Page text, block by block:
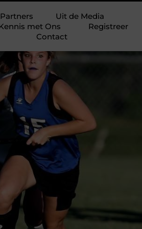
Partners
Uit de Media
met Ons
Registreer
Contact